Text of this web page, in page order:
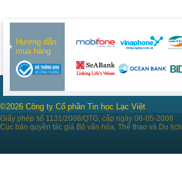
Hướng dẫn
mua hàng
©2026 Công ty Cổ phần Tin học Lạc Việt
Giấy phép số 1131/2008/QTG, cấp ngày 06-05-2008
Cục bản quyền tác giả Bộ văn hóa, Thể thao và Du lịch